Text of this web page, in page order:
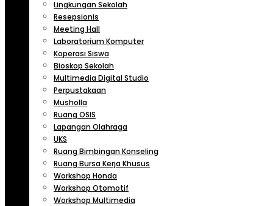
Lingkungan Sekolah
Resepsionis
Meeting Hall
Laboratorium Komputer
Koperasi Siswa
Bioskop Sekolah
Multimedia Digital Studio
Perpustakaan
Musholla
Ruang OSIS
Lapangan Olahraga
UKS
Ruang Bimbingan Konseling
Ruang Bursa Kerja Khusus
Workshop Honda
Workshop Otomotif
Workshop Multimedia